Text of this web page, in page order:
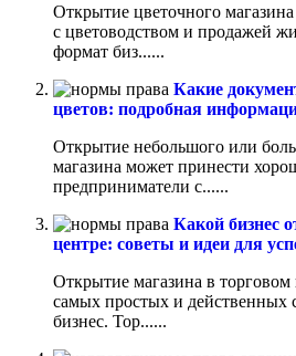
Открытие цветочного
с цветоводством и продажей
формат биз......
Какие
цветов: подробная
Открытие небольшого или
магазина может принести
предприниматели с......
Какой бизнес
центре: советы и идеи для
Открытие магазина в торговом
самых простых и действенных
бизнес. Тор......